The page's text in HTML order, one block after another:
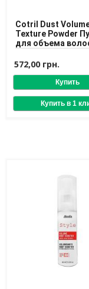
Уход за
Бренды
О Магазине
Каталог
Контакты
Cotril Dust
Texture Powder
для объема
572,00 грн.